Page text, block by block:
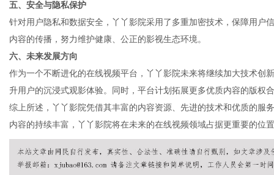
五、安全与隐私保护
针对用户隐私和数据安全，丫丫影院采用了多重加密技术，保障用户
内容的传播，努力维护健康、公正的影视生态环境。
六、未来发展方向
作为一个不断进化的在线视频平台，丫丫影院未来将继续加大技术创
升用户的沉浸式观影体验。同时，平台计划拓展更多优质内容的版权
综上所述，丫丫影院凭借其丰富的内容资源、先进的技术和优质的服
内容的持续丰富，丫丫影院将在未来的在线视频领域占据更重要的位